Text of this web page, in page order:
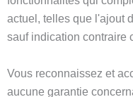
actuel, telles que l'ajout
sauf indication contraire
Vous reconnaissez et
aucune garantie